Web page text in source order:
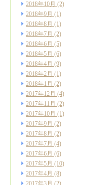
2018年10月 (2)
2018年9月 (1)
2018年8月 (1)
2018年7月 (2)
2018年6月 (5)
2018年5月 (6)
2018年4月 (9)
2018年2月 (1)
2018年1月 (2)
2017年12月 (4)
2017年11月 (2)
2017年10月 (1)
2017年9月 (2)
2017年8月 (2)
2017年7月 (4)
2017年6月 (6)
2017年5月 (10)
2017年4月 (8)